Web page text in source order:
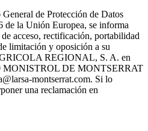
de Protección de Datos
de la Unión Europea, se informa
acceso, rectificación, portabilidad
limitación y oposición a su
REGIONAL, S. A. en
MONISTROL DE MONTSERRAT
montserrat.com. Si lo
una reclamación en